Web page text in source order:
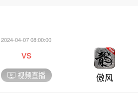
2024-04-07 08:00:00
vs
视频直播 傲风